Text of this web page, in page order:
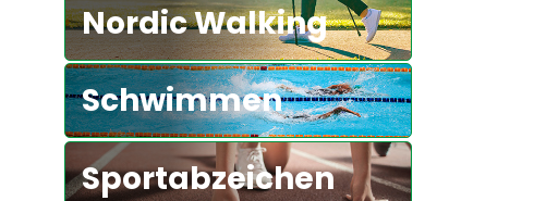
Nordic Walking
Schwimmen
Sportabzeichen